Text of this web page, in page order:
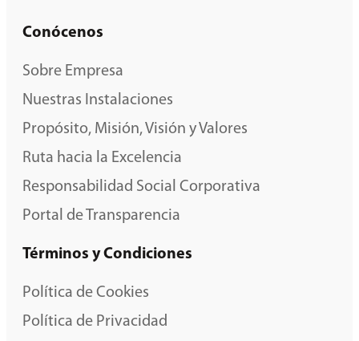
Conócenos
Sobre Empresa
Nuestras Instalaciones
Propósito, Misión, Visión y Valores
Ruta hacia la Excelencia
Responsabilidad Social Corporativa
Portal de Transparencia
Términos y Condiciones
Política de Cookies
Política de Privacidad